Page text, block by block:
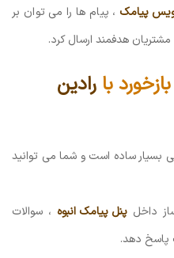
پیامک ، پیام ها را می توان بر
هدفمند ارسال کرد.
با رادین
بسیار ساده است و شما می توانید
داخل پنل پیامک انبوه، سوالات
پاسخ دهد.